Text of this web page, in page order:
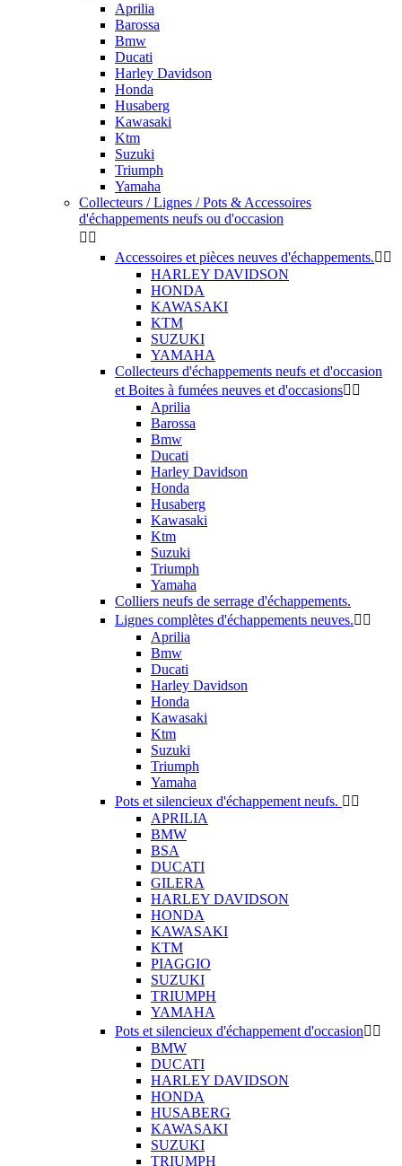
Aprilia
Barossa
Bmw
Ducati
Harley Davidson
Honda
Husaberg
Kawasaki
Ktm
Suzuki
Triumph
Yamaha
Collecteurs / Lignes / Pots & Accessoires
d'échappements neufs ou d'occasion
 
Accessoires et pièces neuves d'échappements. 
HARLEY DAVIDSON
HONDA
KAWASAKI
KTM
SUZUKI
YAMAHA
Collecteurs d'échappements neufs et d'occasion
et Boites à fumées neuves et d'occasions 
Aprilia
Barossa
Bmw
Ducati
Harley Davidson
Honda
Husaberg
Kawasaki
Ktm
Suzuki
Triumph
Yamaha
Colliers neufs de serrage d'échappements.
Lignes complètes d'échappements neuves. 
Aprilia
Bmw
Ducati
Harley Davidson
Honda
Kawasaki
Ktm
Suzuki
Triumph
Yamaha
Pots et silencieux d'échappement neufs.  
APRILIA
BMW
BSA
DUCATI
GILERA
HARLEY DAVIDSON
HONDA
KAWASAKI
KTM
PIAGGIO
SUZUKI
TRIUMPH
YAMAHA
Pots et silencieux d'échappement d'occasion 
BMW
DUCATI
HARLEY DAVIDSON
HONDA
HUSABERG
KAWASAKI
SUZUKI
TRIUMPH